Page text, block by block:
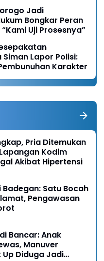
Jadi
Bongkar Peran
Uji Prosesnya”
Lapor Polisi:
Karakter
Pria Ditemukan
Kodim
Akibat Hipertensi
Satu Bocah
Pengawasan
Bancar: Anak
Manuver
Up Diduga Jadi